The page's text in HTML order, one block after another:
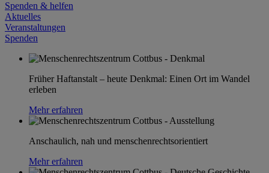
Spenden & helfen
Aktuelles
Veranstaltungen
Spenden
Früher Haftanstalt – heute Denkmal: Einen Ort im Wandel
erleben
Mehr erfahren
Anschaulich, nah und menschenrechtsorientiert
Mehr erfahren